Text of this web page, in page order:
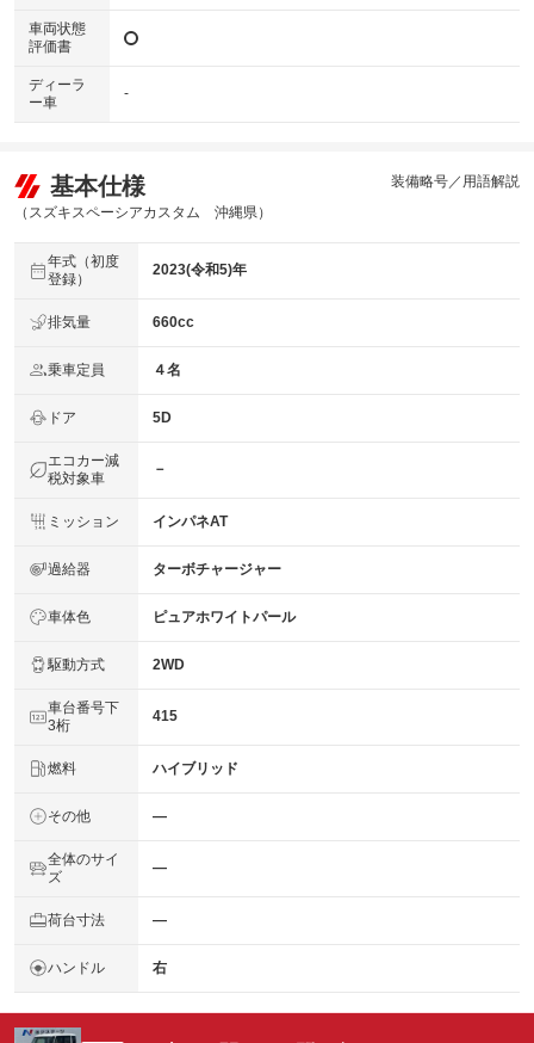
車両状態
評価書
ディーラ
ー車
-
基本仕様
（スズキスペーシアカスタム 沖縄県）
装備略号／用語解説
年式（初度
登録）
2023(令和5)年
排気量 660cc
乗車定員 ４名
ドア 5D
エコカー減
税対象車
－
ミッション インパネAT
過給器 ターボチャージャー
車体色 ピュアホワイトパール
駆動方式 2WD
車台番号下
3桁
415
燃料 ハイブリッド
その他 ―
全体のサイ
ズ
―
荷台寸法 ―
ハンドル 右